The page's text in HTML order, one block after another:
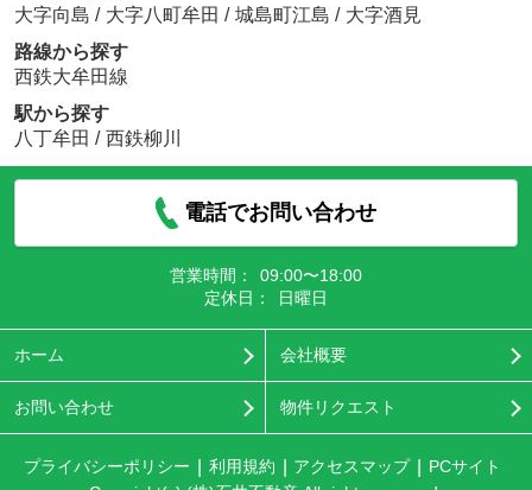
大字向島 / 大字八町牟田 / 城島町江島 / 大字酒見
路線から探す
西鉄大牟田線
駅から探す
八丁牟田 / 西鉄柳川
電話でお問い合わせ
営業時間：
09:00〜18:00
定休日：
日曜日
ホーム 会社概要
お問い合わせ 物件リクエスト
プライバシーポリシー 利用規約 アクセスマップ
PCサイト